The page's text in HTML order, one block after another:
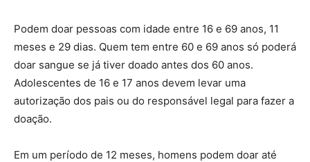
Podem doar pessoas com idade entre 16 e 69 anos, 11
meses e 29 dias. Quem tem entre 60 e 69 anos só poderá
doar sangue se já tiver doado antes dos 60 anos.
Adolescentes de 16 e 17 anos devem levar uma
autorização dos pais ou do responsável legal para fazer a
doação.
Em um período de 12 meses, homens podem doar até